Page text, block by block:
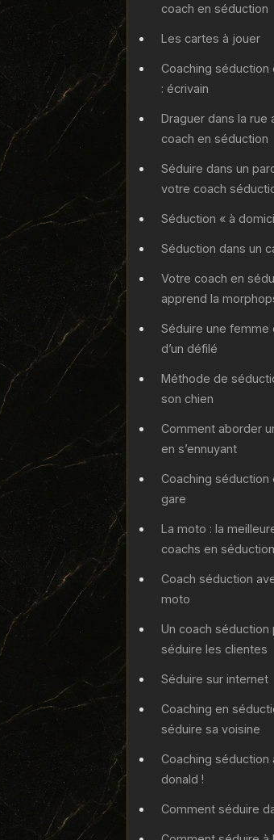
coach en séduction
Les cartes à jouer
Coaching séduction
: écrivain
Draguer dans la rue
coach en séduction
Séduire dans un
votre coach
Séduction « à
Séduction dans un
Votre coach en
apprend la
Séduire une femme
d’un défilé
Méthode de
son chien
Comment aborder
en s’ennuyant
Coaching séduction
gare
La moto : la
coachs en
Coach séduction
moto
Un coach séduction
séduire les clientes
Séduire sur internet
Coaching en
séduire sa voisine
Coaching séduction
donald !
Comment séduire